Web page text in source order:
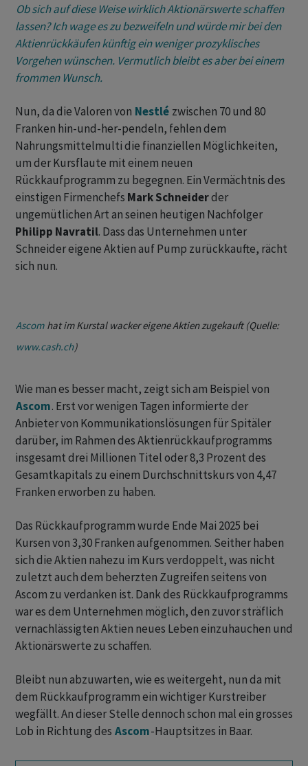
Ob sich auf diese Weise wirklich Aktionärswerte schaffen
lassen? Ich wage es zu bezweifeln und würde mir bei den
Aktienrückkäufen künftig ein weniger prozyklisches
Vorgehen wünschen. Vermutlich bleibt es aber bei einem
frommen Wunsch.
Nun, da die Valoren von Nestlé zwischen 70 und 80
Franken hin-und-her-pendeln, fehlen dem
Nahrungsmittelmulti die finanziellen Möglichkeiten,
um der Kursflaute mit einem neuen
Rückkaufprogramm zu begegnen. Ein Vermächtnis des
einstigen Firmenchefs Mark Schneiderder
ungemütlichen Art an seinen heutigen Nachfolger
Philipp Navratil. Dass das Unternehmen unter
Schneider eigene Aktien auf Pump zurückkaufte, rächt
sich nun.
Ascom hat im Kurstal wacker eigene Aktien zugekauft (Quelle:
www.cash.ch)
Wie man es besser macht, zeigt sich am Beispiel von
Ascom. Erst vor wenigen Tagen informierte der
Anbieter von Kommunikationslösungen für Spitäler
darüber, im Rahmen des Aktienrückkaufprogramms
insgesamt drei Millionen Titel oder 8,3 Prozent des
Gesamtkapitals zu einem Durchschnittskurs von 4,47
Franken erworben zu haben.
Das Rückkaufprogramm wurde Ende Mai 2025 bei
Kursen von 3,30 Franken aufgenommen. Seither haben
sich die Aktien nahezu im Kurs verdoppelt, was nicht
zuletzt auch dem beherzten Zugreifen seitens von
Ascom zu verdanken ist. Dank des Rückkaufprogramms
war es dem Unternehmen möglich, den zuvor sträflich
vernachlässigten Aktien neues Leben einzuhauchen und
Aktionärswerte zu schaffen.
Bleibt nun abzuwarten, wie es weitergeht, nun da mit
dem Rückkaufprogramm ein wichtiger Kurstreiber
wegfällt. An dieser Stelle dennoch schon mal ein grosses
Lob in Richtung des Ascom-Hauptsitzes in Baar.